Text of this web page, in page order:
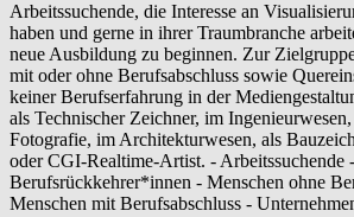
Arbeitssuchende, die Interesse an
haben und gerne in ihrer Traumbranche
neue Ausbildung zu beginnen. Zur
mit oder ohne Berufsabschluss sowie
keiner Berufserfahrung in der
als Technischer Zeichner, im
Fotografie, im Architekturwesen, als
oder CGI-Realtime-Artist. - Arbeitssuchende
Berufsrückkehrer*innen - Menschen ohne
Menschen mit Berufsabschluss -